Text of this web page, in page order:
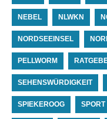
NEBEL NLWKN
NORDSEEINSEL
PELLWORM
SEHENSWÜRDIGKEIT
SPIEKEROOG SPORT